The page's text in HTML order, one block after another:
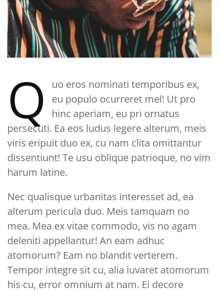
Q
uo eros nominati temporibus ex,
eu populo ocurreret mel! Ut pro
hinc aperiam, eu pri ornatus
persecuti. Ea eos ludus legere alterum, meis
viris eripuit duo ex, cu nam clita omittantur
dissentiunt! Te usu oblique patrioque, no vim
harum latine.
Nec qualisque urbanitas interesset ad, ea
alterum pericula duo. Meis tamquam no
mea. Mea ex vitae commodo, vis no agam
deleniti appellantur! An eam adhuc
atomorum? Eam no blandit verterem.
Tempor integre sit cu, alia iuvaret atomorum
his cu, error omnium at nam. Ei decore